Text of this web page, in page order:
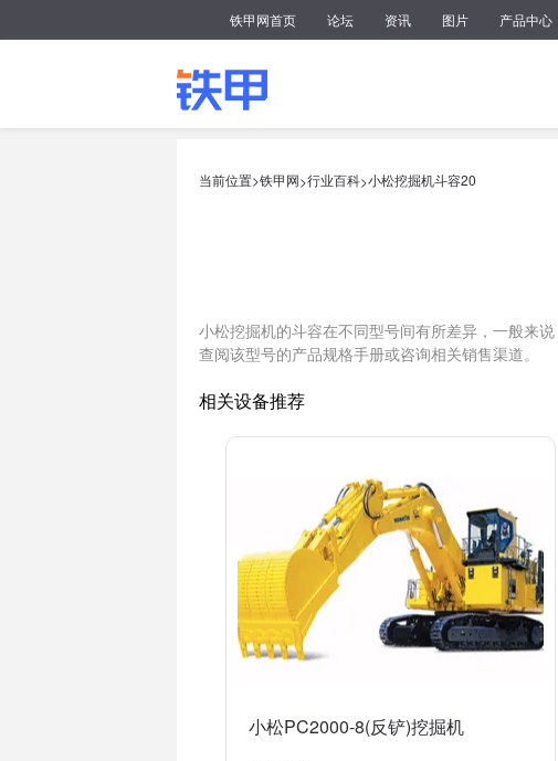
铁甲网首页 论坛 资讯 图片 产品中心
当前位置>铁甲网>行业百科>小松挖掘机斗容20
小松挖掘机的斗容在不同型号间有所差异，一般来
查阅该型号的产品规格手册或咨询相关销售渠道。
相关设备推荐
小松PC2000-8(反铲)挖掘机